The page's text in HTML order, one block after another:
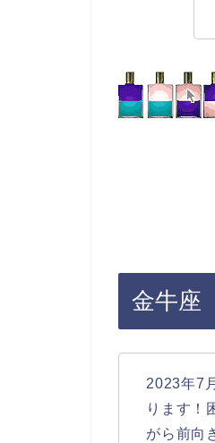
金牛座
2023年7
ります！
がら前向